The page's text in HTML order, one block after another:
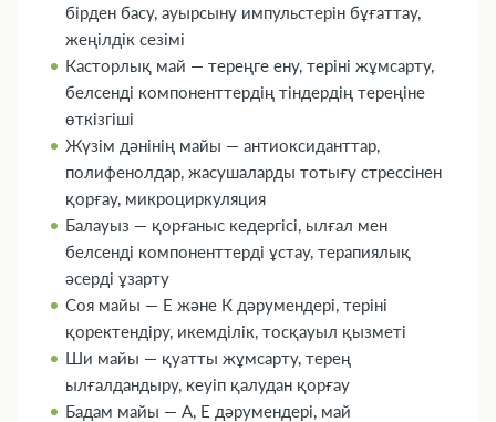
бірден басу, ауырсыну импульстерін бұғаттау,
жеңілдік сезімі
Касторлық май — тереңге ену, теріні жұмсарту,
белсенді компоненттердің тіндердің тереңіне
өткізгіші
Жүзім дәнінің майы — антиоксиданттар,
полифенолдар, жасушаларды тотығу стрессінен
қорғау, микроциркуляция
Балауыз — қорғаныс кедергісі, ылғал мен
белсенді компоненттерді ұстау, терапиялық
әсерді ұзарту
Соя майы — Е және К дәрумендері, теріні
қоректендіру, икемділік, тосқауыл қызметі
Ши майы — қуатты жұмсарту, терең
ылғалдандыру, кеуіп қалудан қорғау
Бадам майы — А, Е дәрумендері, май